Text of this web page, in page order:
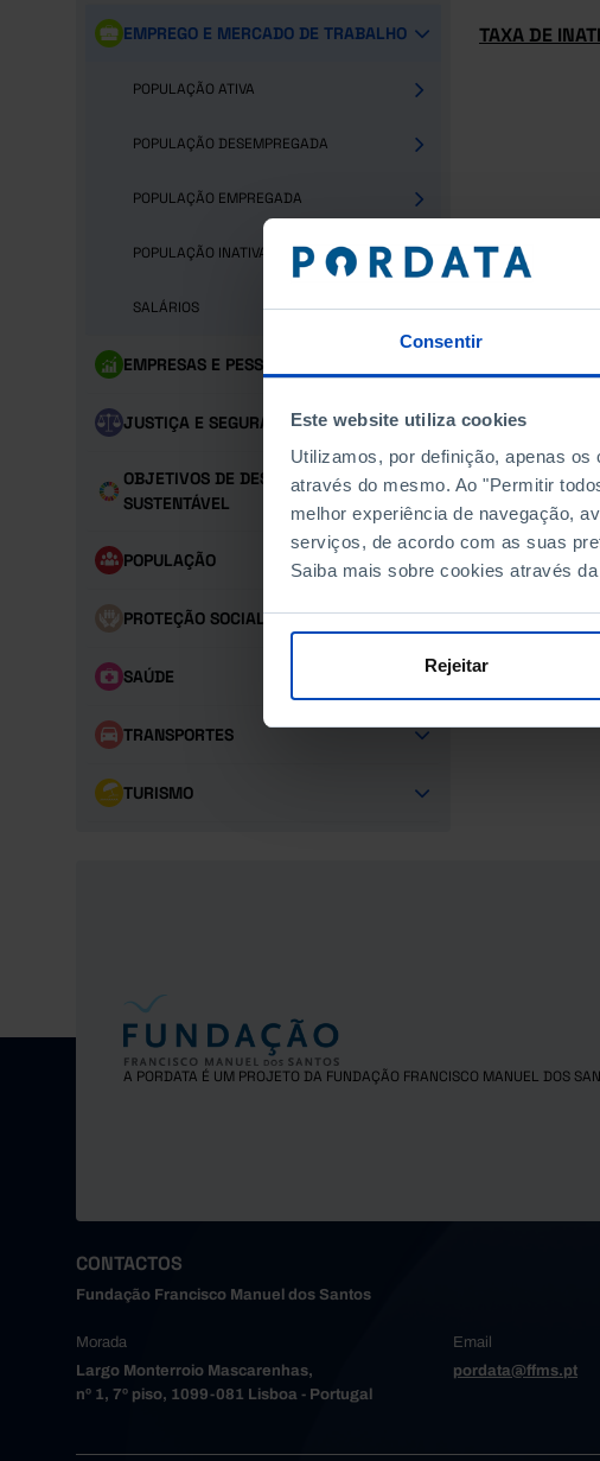
Consentir
Este website utiliza cookies
Utilizamos, por definição, apenas
através do mesmo. Ao "Permitir
melhor experiência de navegação,
serviços, de acordo com as suas
Saiba mais sobre cookies através
Rejeitar
EMPREGO E MERCADO DE TRABALHO
POPULAÇÃO ATIVA
POPULAÇÃO DESEMPREGADA
POPULAÇÃO EMPREGADA
POPULAÇÃO INATIVA
SALÁRIOS
EMPRESAS E PESSOAL
JUSTIÇA E SEGURANÇA
OBJETIVOS DE DESENVOLVIMENTO
SUSTENTÁVEL
POPULAÇÃO
PROTEÇÃO SOCIAL
SAÚDE
TRANSPORTES
TURISMO
TAXA DE
A PORDATA É UM PROJETO DA FUNDAÇÃO FRANCISCO MANUEL DOS
CONTACTOS
Fundação Francisco Manuel dos Santos
Morada
Largo Monterroio Mascarenhas,
nº 1, 7º piso, 1099-081 Lisboa - Portugal
Email
pordata@ffms.pt